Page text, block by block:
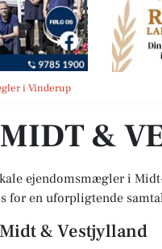
i Vinderup
&
ejendomsmægler i
for en uforpligtende
& Vestjylland